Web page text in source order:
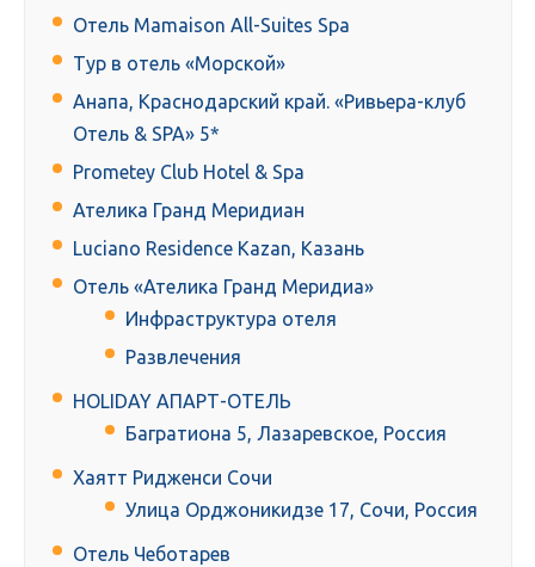
Отель Mamaison All-Suites Spa
Тур в отель «Морской»
Анапа, Краснодарский край. «Ривьера-клуб
Отель & SPA» 5*
Prometey Club Hotel & Spa
Ателика Гранд Меридиан
Luciano Residence Kazan, Казань
Отель «Ателика Гранд Меридиа»
Инфраструктура отеля
Развлечения
HOLIDAY АПАРТ-ОТЕЛЬ
Багратиона 5, Лазаревское, Россия
Хаятт Ридженси Сочи
Улица Орджоникидзе 17, Сочи, Россия
Отель Чеботарев